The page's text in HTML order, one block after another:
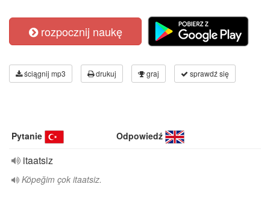
rozpocznij naukę
ściągnij mp3 drukuj graj sprawdź się
Pytanie Odpowiedź
itaatsiz
Köpeğim çok itaatsiz.